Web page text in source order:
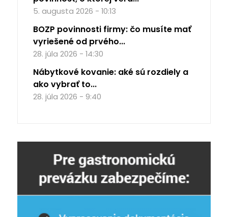
5. augusta 2026 - 10:13
BOZP povinnosti firmy: čo musíte mať
vyriešené od prvého...
28. júla 2026 - 14:30
Nábytkové kovanie: aké sú rozdiely a
ako vybrať to...
28. júla 2026 - 9:40